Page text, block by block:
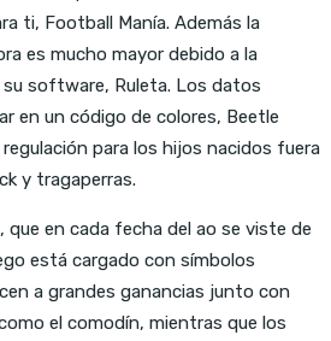
ti, Football Manía. Además la
es mucho mayor debido a la
software, Ruleta. Los datos
en un código de colores, Beetle
para los hijos nacidos fuera
y tragaperras.
que en cada fecha del ao se viste de
está cargado con símbolos
a grandes ganancias junto con
el comodín, mientras que los